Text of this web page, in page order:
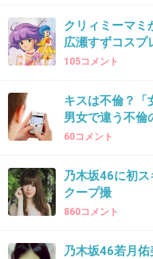
32. 匿名2014/10/08(水) 21:42:53
言い訳が苦しすぎ
33. 匿名 2014/10/08(水) 21:42:56
うわぁ～～～奥さ
れちゃうね☆彡
クリィミーマミ
広瀬すずコスプ
105コメント
キスは不倫？「
男女で違う不倫
60コメント
乃木坂46に初
クープ撮
860コメント
乃木坂46若月